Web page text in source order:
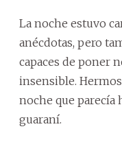
La noche estuvo
anécdotas, pero
capaces de poner
insensible.
noche que parecía
guaraní.